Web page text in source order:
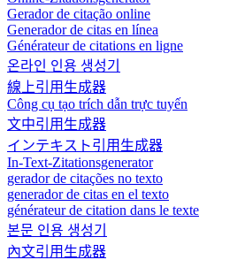
Gerador de citação online
Generador de citas en línea
Générateur de citations en ligne
온라인 인용 생성기
線上引用生成器
Công cụ tạo trích dẫn trực tuyến
文中引用生成器
インテキスト引用生成器
In-Text-Zitationsgenerator
gerador de citações no texto
generador de citas en el texto
générateur de citation dans le texte
본문 인용 생성기
內文引用生成器